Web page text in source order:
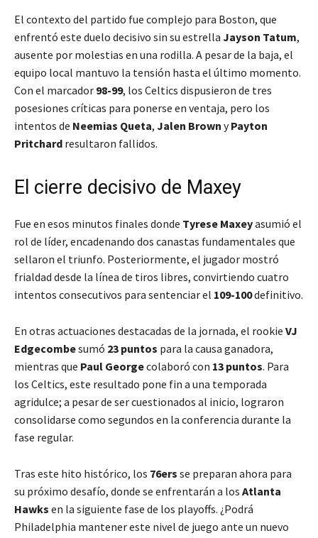
El contexto del partido fue complejo para Boston, que
enfrentó este duelo decisivo sin su estrella Jayson Tatum,
ausente por molestias en una rodilla. A pesar de la baja, el
equipo local mantuvo la tensión hasta el último momento.
Con el marcador 98-99, los Celtics dispusieron de tres
posesiones críticas para ponerse en ventaja, pero los
intentos de Neemias Queta, Jalen Brown yPayton
Pritchard resultaron fallidos.
El cierre decisivo de Maxey
Fue en esos minutos finales donde Tyrese Maxeyasumió el
rol de líder, encadenando dos canastas fundamentales que
sellaron el triunfo. Posteriormente, el jugador mostró
frialdad desde la línea de tiros libres, convirtiendo cuatro
intentos consecutivos para sentenciar el 109-100definitivo.
En otras actuaciones destacadas de la jornada, el rookie VJ
Edgecombesumó 23 puntos para la causa ganadora,
mientras que Paul Georgecolaboró con 13 puntos. Para
los Celtics, este resultado pone fin a una temporada
agridulce; a pesar de ser cuestionados al inicio, lograron
consolidarse como segundos en la conferencia durante la
fase regular.
Tras este hito histórico, los 76ers se preparan ahora para
su próximo desafío, donde se enfrentarán a los Atlanta
Hawks en la siguiente fase de los playoffs. ¿Podrá
Philadelphia mantener este nivel de juego ante un nuevo